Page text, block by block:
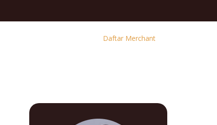
Daftar Merchant